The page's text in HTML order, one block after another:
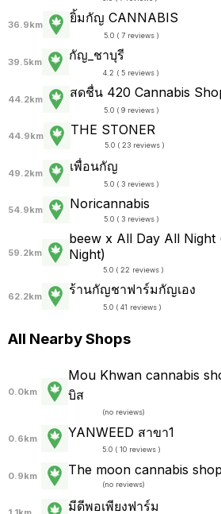
36.9km ยิ้มกัญ CANNABIS
5.0 ( 7 reviews )
39.5km กัญ_ชาบุรี
4.2 ( 5 reviews )
44.2km สดชื่น 420 Cannabis
5.0 ( 9 reviews )
44.9km THE STONER
5.0 ( 23 reviews )
49.2km เพื่อนกัญ
5.0 ( 3 reviews )
54.9km Noricannabis
5.0 ( 3 reviews )
59.2km
beew x All Day All
Night)
5.0 ( 22 reviews )
62.2km ร้านกัญชาฟาร์มกัญเอง
5.0 ( 41 reviews )
All Nearby Shops
0.0km
Mou Khwan cannabis
บิส
(no reviews)
0.6km YANWEED สาขา1
5.0 ( 10 reviews )
0.9km The moon cannabis
(no reviews)
มีดีพอเพียงฟาร์ม